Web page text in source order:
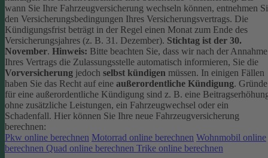
wann Sie Ihre Fahrzeugversicherung wechseln können, entnehmen
den Versicherungsbedingungen Ihres Versicherungsvertrags. Die
Kündigungsfrist beträgt in der Regel einen Monat zum Ende des
Versicherungsjahres (z. B. 31. Dezember). Stichtag ist der 30.
November. Hinweis: Bitte beachten Sie, dass wir nach der Annahme
Ihres Vertrags die Zulassungsstelle automatisch informieren, Sie die
Vorversicherung jedoch selbst kündigen müssen. In einigen Fällen
haben Sie das Recht auf eine außerordentliche Kündigung. Gründe
für eine außerordentliche Kündigung sind z. B. eine
ohne zusätzliche Leistungen, ein Fahrzeugwechsel oder ein
Schadenfall. Hier können Sie Ihre neue Fahrzeugversicherung
berechnen:
Pkw online berechnen Motorrad online berechnen Wohnmobil online
berechnen Quad online berechnen Trike online berechnen